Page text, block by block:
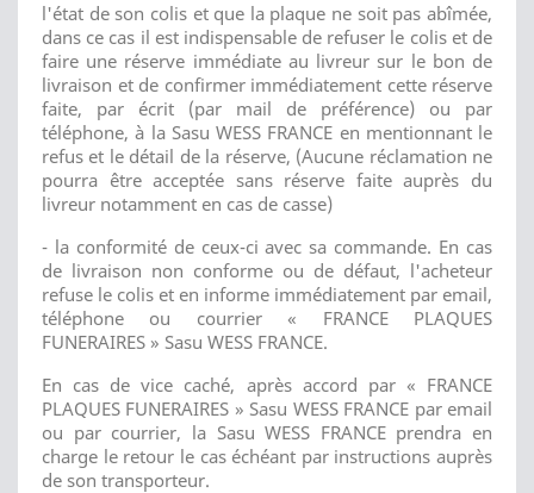
l'état de son colis et que la plaque ne soit pas abîmée,
dans ce cas il est indispensable de refuser le colis et de
faire une réserve immédiate au livreur sur le bon de
livraison et de confirmer immédiatement cette réserve
faite, par écrit (par mail de préférence) ou par
téléphone, à la Sasu WESS FRANCE en mentionnant le
refus et le détail de la réserve, (Aucune réclamation ne
pourra être acceptée sans réserve faite auprès du
livreur notamment en cas de casse)
- la conformité de ceux-ci avec sa commande. En cas
de livraison non conforme ou de défaut, l'acheteur
refuse le colis et en informe immédiatement par email,
téléphone ou courrier « FRANCE PLAQUES
FUNERAIRES » Sasu WESS FRANCE.
En cas de vice caché, après accord par « FRANCE
PLAQUES FUNERAIRES » Sasu WESS FRANCE par email
ou par courrier, la Sasu WESS FRANCE prendra en
charge le retour le cas échéant par instructions auprès
de son transporteur.